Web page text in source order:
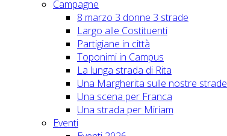
Campagne
8 marzo 3 donne 3 strade
Largo alle Costituenti
Partigiane in città
Toponimi in Campus
La lunga strada di Rita
Una Margherita sulle nostre strade
Una scena per Franca
Una strada per Miriam
Eventi